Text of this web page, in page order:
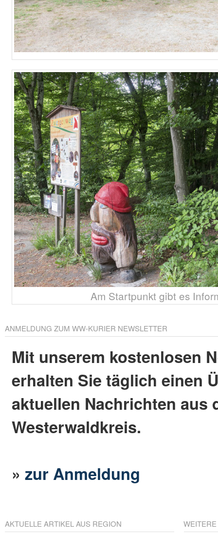
Am Startpunkt gibt es
ANMELDUNG ZUM WW-KURIER NEWSLETTER
Mit unserem kostenlosen
erhalten Sie täglich einen
aktuellen Nachrichten aus
Westerwaldkreis.
»zur Anmeldung
AKTUELLE ARTIKEL AUS REGION